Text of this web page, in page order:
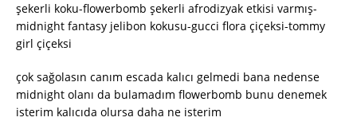
şekerli koku-flowerbomb şekerli afrodizyak etkisi varmış-
midnight fantasy jelibon kokusu-gucci flora çiçeksi-tommy
girl çiçeksi
çok sağolasın canım escada kalıcı gelmedi bana nedense
midnight olanı da bulamadım flowerbomb bunu denemek
isterim kalıcıda olursa daha ne isterim